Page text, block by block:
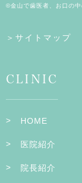
©金山で歯医者、お口の
＞サイトマップ
CLINIC
HOME
医院紹介
院長紹介